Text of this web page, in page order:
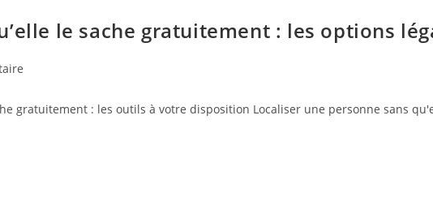
le sache gratuitement : les options
gratuitement : les outils à votre disposition Localiser une personne sans